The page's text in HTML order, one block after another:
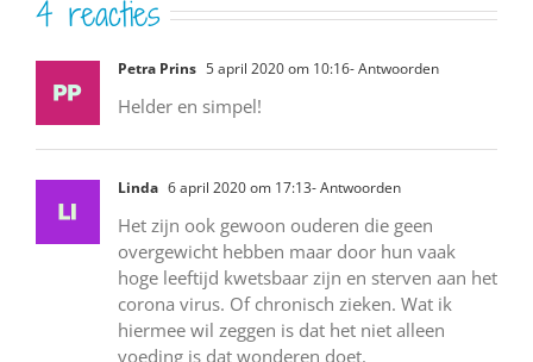
4 reacties
Petra Prins 5 april 2020 om 10:16- Antwoorden
Helder en simpel!
Linda 6 april 2020 om 17:13- Antwoorden
Het zijn ook gewoon ouderen die geen
overgewicht hebben maar door hun vaak
hoge leeftijd kwetsbaar zijn en sterven aan het
corona virus. Of chronisch zieken. Wat ik
hiermee wil zeggen is dat het niet alleen
voeding is dat wonderen doet.